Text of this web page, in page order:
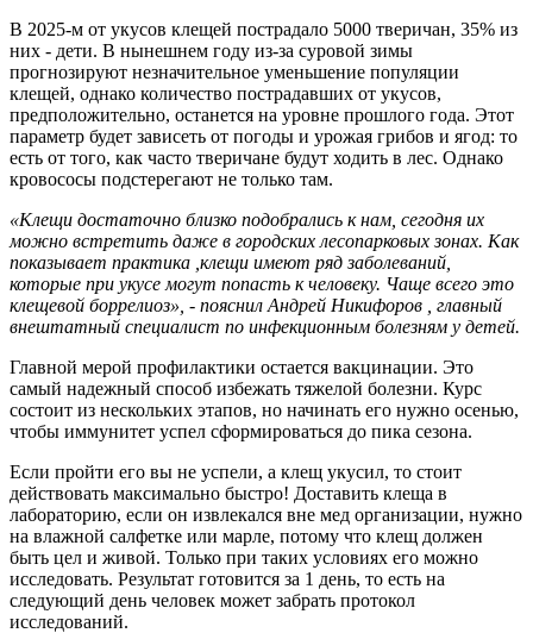
В 2025-м от укусов клещей пострадало 5000 тверичан, 35% из
них - дети. В нынешнем году из-за суровой зимы
прогнозируют незначительное уменьшение популяции
клещей, однако количество пострадавших от укусов,
предположительно, останется на уровне прошлого года. Этот
параметр будет зависеть от погоды и урожая грибов и ягод: то
есть от того, как часто тверичане будут ходить в лес. Однако
кровососы подстерегают не только там.
«Клещи достаточно близко подобрались к нам, сегодня их
можно встретить даже в городских лесопарковых зонах. Как
показывает практика ,клещи имеют ряд заболеваний,
которые при укусе могут попасть к человеку. Чаще всего это
клещевой боррелиоз», - пояснил Андрей Никифоров , главный
внештатный специалист по инфекционным болезням у детей.
Главной мерой профилактики остается вакцинации. Это
самый надежный способ избежать тяжелой болезни. Курс
состоит из нескольких этапов, но начинать его нужно осенью,
чтобы иммунитет успел сформироваться до пика сезона.
Если пройти его вы не успели, а клещ укусил, то стоит
действовать максимально быстро! Доставить клеща в
лабораторию, если он извлекался вне мед организации, нужно
на влажной салфетке или марле, потому что клещ должен
быть цел и живой. Только при таких условиях его можно
исследовать. Результат готовится за 1 день, то есть на
следующий день человек может забрать протокол
исследований.